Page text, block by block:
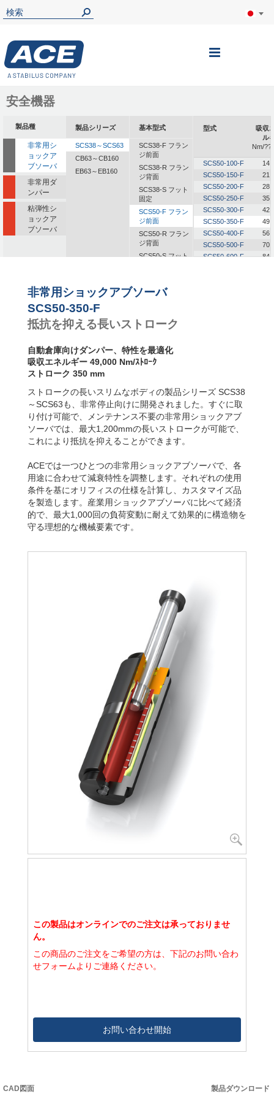
ナ
安全機器
製品種
非常用シ
ョックア
ブソーバ
非常用ダ
ンパー
粘弾性シ
ョックア
ブソーバ
製品シリーズ
SCS38～SCS63
CB63～CB160
EB63～EB160
基本型式
SCS38-F フラン
ジ前面
SCS38-R フラン
ジ背面
SCS38-S フット
固定
SCS50-F フラン
ジ前面
SCS50-R フラン
ジ背面
SCS50-S フット
ジ背面
SCS63-F フラン
ジ前面
型式
吸収
ル
Nm/
SCS50-100-F
SCS50-150-F
SCS50-200-F
SCS50-250-F
SCS50-300-F
SCS50-350-F
SCS50-400-F
SCS50-500-F
SCS50-600-F
非常用ショックアブソーバ
SCS50-350-F
抵抗を抑える長いストローク
自動倉庫向けダンパー、特性を最適化
吸収エネルギー 49,000 Nm/ｽﾄﾛｰｸ
ストローク 350 mm
ストロークの長いスリムなボディの製品シリーズ SCS38
～SCS63も、非常停止向けに開発されました。すぐに取
り付け可能で、メンテナンス不要の非常用ショックアブ
ソーバでは、最大1,200mmの長いストロークが可能で、
これにより抵抗を抑えることができます。
ACEでは一つひとつの非常用ショックアブソーバで、各
用途に合わせて減衰特性を調整します。それぞれの使用
条件を基にオリフィスの仕様を計算し、カスタマイズ品
を製造します。産業用ショックアブソーバに比べて経済
的で、最大1,000回の負荷変動に耐えて効果的に構造物を
守る理想的な機械要素です。
この製品はオンラインでのご注文は承っておりませ
ん。
この商品のご注文をご希望の方は、下記のお問い合わ
せフォームよりご連絡ください。
お問い合わせ開始
CAD図面 製品ダウンロード